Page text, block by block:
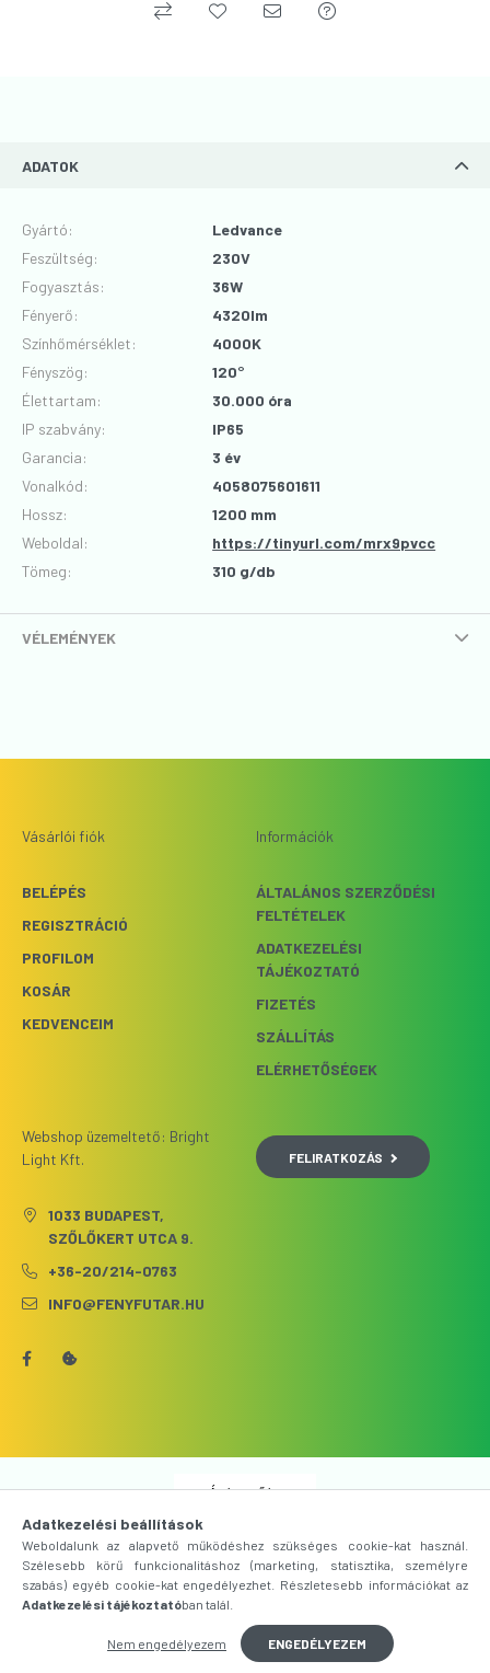
ADATOK
Gyártó:
Ledvance
Feszültség:
230V
Fogyasztás:
36W
Fényerő:
4320lm
Színhőmérséklet:
4000K
Fényszög:
120°
Élettartam:
30.000 óra
IP szabvány:
IP65
Garancia:
3 év
Vonalkód:
4058075601611
Hossz:
1200 mm
Weboldal:
https://tinyurl.com/mrx9pvcc
Tömeg:
310 g/db
VÉLEMÉNYEK
Vásárlói fiók
BELÉPÉS
REGISZTRÁCIÓ
PROFILOM
KOSÁR
KEDVENCEIM
Információk
ÁLTALÁNOS SZERZŐDÉSI
FELTÉTELEK
ADATKEZELÉSI
TÁJÉKOZTATÓ
FIZETÉS
SZÁLLÍTÁS
ELÉRHETŐSÉGEK
Webshop üzemeltető: Bright
Light Kft.
1033 BUDAPEST,
SZŐLŐKERT UTCA 9.
+36-20/214-0763
INFO@FENYFUTAR.HU
FELIRATKOZÁS
Árukereső.hu
Adatkezelési beállítások
Weboldalunk az alapvető működéshez szükséges cookie-kat használ.
Szélesebb körű funkcionalitáshoz (marketing, statisztika, személyre
szabás) egyéb cookie-kat engedélyezhet. Részletesebb információkat az
Adatkezelési tájékoztatóban talál.
Nem engedélyezem ENGEDÉLYEZEM